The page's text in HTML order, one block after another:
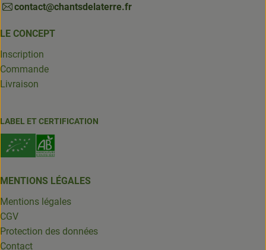
contact@chantsdelaterre.fr
LE CONCEPT
Inscription
Commande
Livraison
LABEL ET CERTIFICATION
MENTIONS LÉGALES
Mentions légales
CGV
Protection des données
Contact